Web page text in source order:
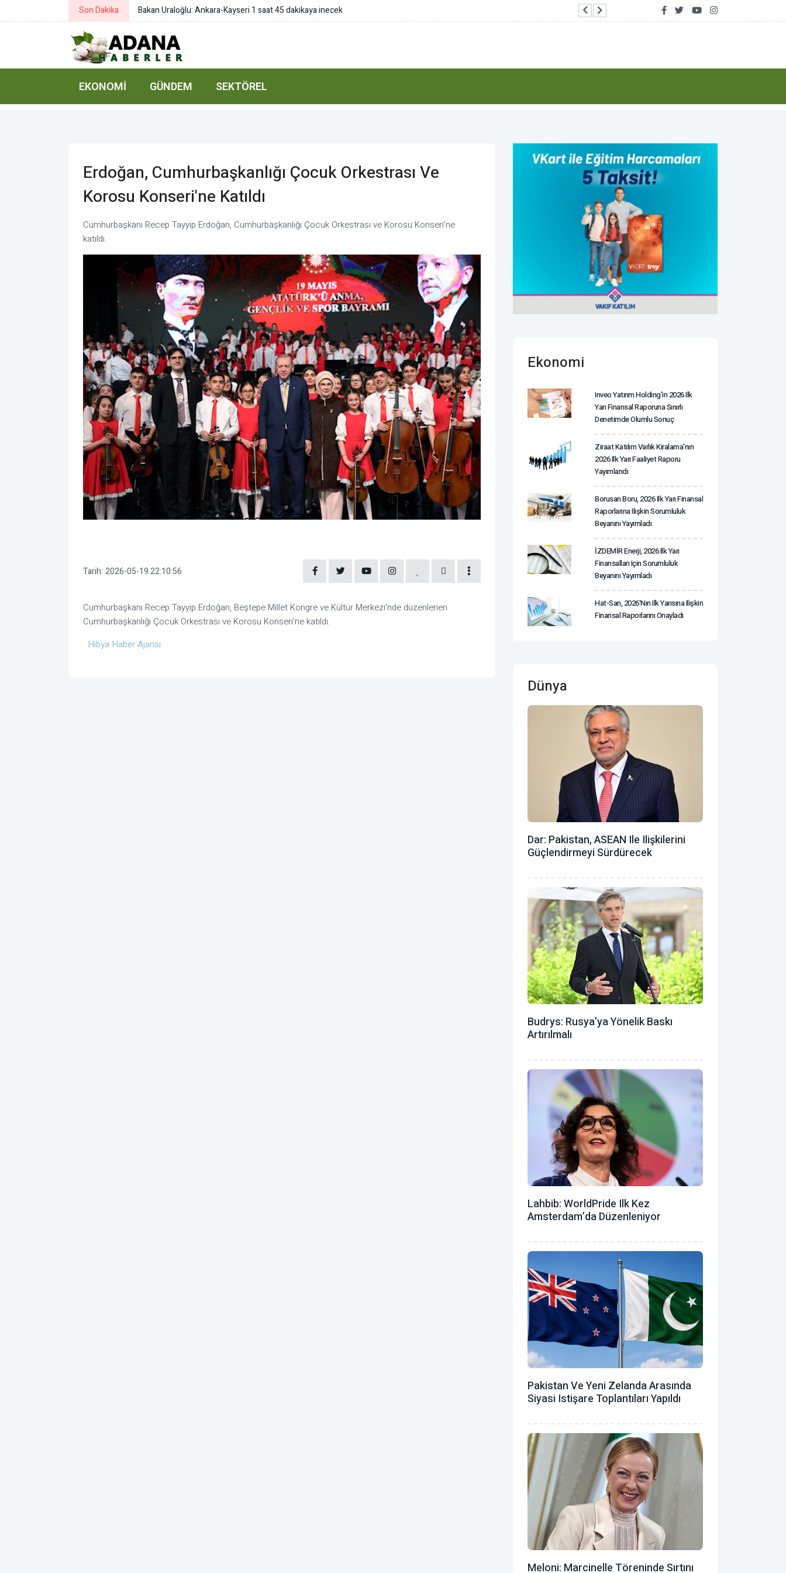
Son Dakika MSB’den Cengiz Topel ve Erenköy şehitleri için anma mesajı Bakan Gürlek: Türkiye’yi terör kamburundan
EKONOMI GÜNDEM SEKTÖREL
Erdoğan, Cumhurbaşkanlığı Çocuk Orkestrası Ve
Korosu Konseri'ne Katıldı
Cumhurbaşkanı Recep Tayyip Erdoğan, Cumhurbaşkanlığı Çocuk Orkestrası ve Korosu Konseri'ne
katıldı.
Tarih: 2026-05-19 22:10:56
Cumhurbaşkanı Recep Tayyip Erdoğan, Beştepe Millet Kongre ve Kültür Merkezi'nde düzenlenen
Cumhurbaşkanlığı Çocuk Orkestrası ve Korosu Konseri'ne katıldı.
Hibya Haber Ajansı
Ekonomi
Inveo Yatırım Holding'in 2026 Ilk
Yarı Finansal Raporuna Sınırlı
Denetimde Olumlu Sonuç
Ziraat Katılım Varlık Kiralama'nın
2026 Ilk Yarı Faaliyet Raporu
Yayımlandı
Borusan Boru, 2026 Ilk Yarı Finansal
Raporlarına Ilişkin Sorumluluk
Beyanını Yayımladı
İZDEMİR Enerji, 2026 Ilk Yarı
Finansalları Için Sorumluluk
Beyanını Yayımladı
Hat-San, 2026'nın Ilk Yarısına Ilişkin
Finansal Raporlarını Onayladı
Dünya
Dar: Pakistan, ASEAN Ile Ilişkilerini
Güçlendirmeyi Sürdürecek
Budrys: Rusya’ya Yönelik Baskı
Artırılmalı
Lahbib: WorldPride Ilk Kez
Amsterdam’da Düzenleniyor
Pakistan Ve Yeni Zelanda Arasında
Siyasi Istişare Toplantıları Yapıldı
Meloni: Marcinelle Töreninde Sırtını